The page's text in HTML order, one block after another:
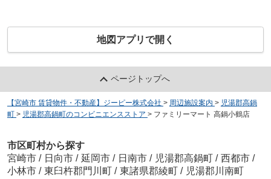
地図アプリで開く
ページトップへ
【宮崎市 賃貸物件・不動産】ジーピー株式会社 > 周辺施設案内 > 児湯郡高鍋
町 > 児湯郡高鍋町のコンビニエンスストア > ファミリーマート 高鍋小鶴店
市区町村から探す
宮崎市 / 日向市 / 延岡市 / 日南市 / 児湯郡高鍋町 / 西都市 /
小林市 / 東臼杵郡門川町 / 東諸県郡綾町 / 児湯郡川南町